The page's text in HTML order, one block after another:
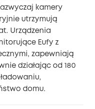
kamery
utrzymują
Urządzenia
Eufy z
zapewniają
działając od 180
domu.